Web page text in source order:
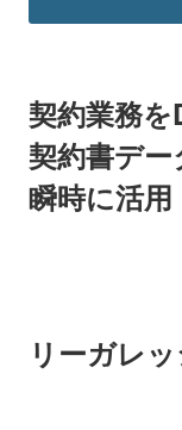
契約業務を
契約書デー
瞬時に活用
リーガレ